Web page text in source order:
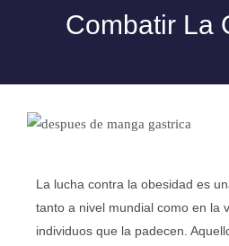
Combatir La
La lucha contra la obesidad es
tanto a nivel mundial como en la
individuos que la padecen.